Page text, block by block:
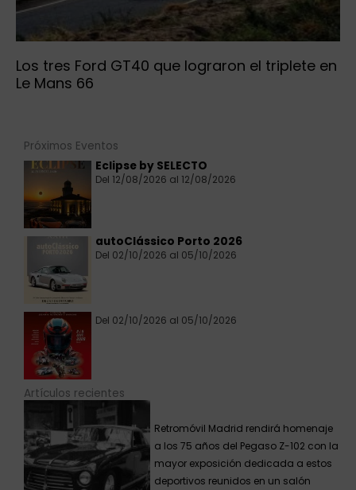
Los tres Ford GT40 que lograron el triplete en
Le Mans 66
Próximos Eventos
Eclipse by SELECTO
Del 12/08/2026 al 12/08/2026
autoClássico Porto 2026
Del 02/10/2026 al 05/10/2026
Del 02/10/2026 al 05/10/2026
Artículos recientes
Retromóvil Madrid rendirá homenaje
a los 75 años del Pegaso Z-102 con la
mayor exposición dedicada a estos
deportivos reunidos en un salón